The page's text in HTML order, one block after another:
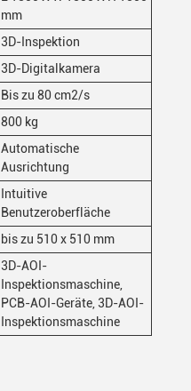
mm
3D-Inspektion
3D-Digitalkamera
Bis zu 80 cm2/s
800 kg
Automatische
Ausrichtung
Intuitive
Benutzeroberfläche
bis zu 510 x 510 mm
3D-AOI-
Inspektionsmaschine,
PCB-AOI-Geräte, 3D-AOI-
Inspektionsmaschine